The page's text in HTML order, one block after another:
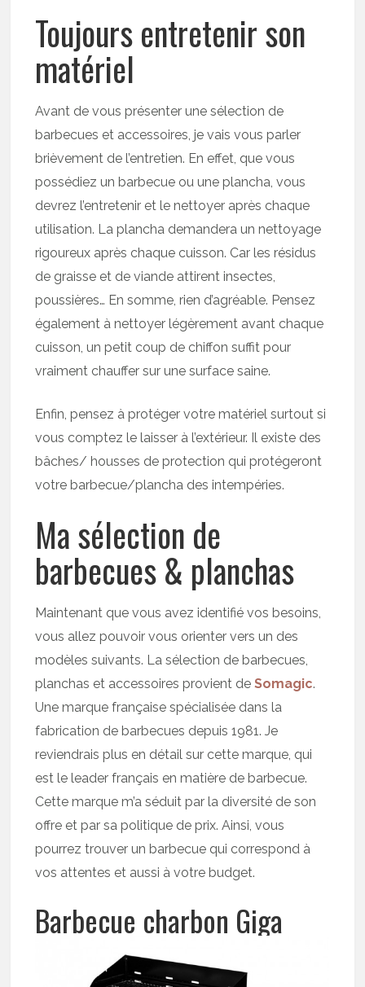
Toujours entretenir son
matériel
Avant de vous présenter une sélection de
barbecues et accessoires, je vais vous parler
brièvement de l’entretien. En effet, que vous
possédiez un barbecue ou une plancha, vous
devrez l’entretenir et le nettoyer après chaque
utilisation. La plancha demandera un nettoyage
rigoureux après chaque cuisson. Car les résidus
de graisse et de viande attirent insectes,
poussières… En somme, rien d’agréable. Pensez
également à nettoyer légèrement avant chaque
cuisson, un petit coup de chiffon suffit pour
vraiment chauffer sur une surface saine.
Enfin, pensez à protéger votre matériel surtout si
vous comptez le laisser à l’extérieur. Il existe des
bâches/ housses de protection qui protégeront
votre barbecue/plancha des intempéries.
Ma sélection de
barbecues & planchas
Maintenant que vous avez identifié vos besoins,
vous allez pouvoir vous orienter vers un des
modèles suivants. La sélection de barbecues,
planchas et accessoires provient deSomagic.
Une marque française spécialisée dans la
fabrication de barbecues depuis 1981. Je
reviendrais plus en détail sur cette marque, qui
est le leader français en matière de barbecue.
Cette marque m’a séduit par la diversité de son
offre et par sa politique de prix. Ainsi, vous
pourrez trouver un barbecue qui correspond à
vos attentes et aussi à votre budget.
Barbecue charbon Giga